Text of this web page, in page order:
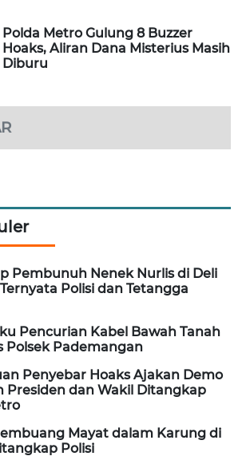
Polda Metro Gulung 8 Buzzer
Hoaks, Aliran Dana Misterius Masih
Diburu
Pembunuh Nenek Nurlis di Deli
Polisi dan Tetangga
Pencurian Kabel Bawah Tanah
Polsek Pademangan
Penyebar Hoaks Ajakan Demo
Presiden dan Wakil Ditangkap
Mayat dalam Karung di
Polisi